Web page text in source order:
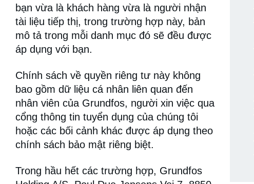
bạn vừa là khách hàng vừa là người nhận
tài liệu tiếp thị, trong trường hợp này, bản
mô tả trong mỗi danh mục đó sẽ đều được
áp dụng với bạn.
Chính sách về quyền riêng tư này không
bao gồm dữ liệu cá nhân liên quan đến
nhân viên của Grundfos, người xin việc qua
cổng thông tin tuyển dụng của chúng tôi
hoặc các bối cảnh khác được áp dụng theo
chính sách bảo mật riêng biệt.
Trong hầu hết các trường hợp, Grundfos